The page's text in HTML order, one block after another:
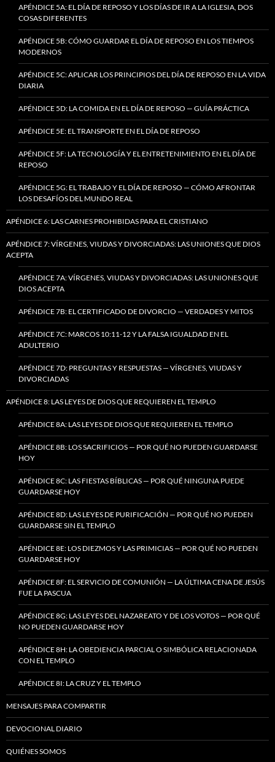
APÉNDICE 5A: EL DÍA DE REPOSO Y LOS DÍAS DE IR A LA IGLESIA, DOS
COSAS DIFERENTES
APÉNDICE 5B: CÓMO GUARDAR EL DÍA DE REPOSO EN LOS TIEMPOS
MODERNOS
APÉNDICE 5C: APLICAR LOS PRINCIPIOS DEL DÍA DE REPOSO EN LA VIDA
DIARIA
APÉNDICE 5D: LA COMIDA EN EL DÍA DE REPOSO — GUÍA PRÁCTICA
APÉNDICE 5E: EL TRANSPORTE EN EL DÍA DE REPOSO
APÉNDICE 5F: LA TECNOLOGÍA Y EL ENTRETENIMIENTO EN EL DÍA DE
REPOSO
APÉNDICE 5G: EL TRABAJO Y EL DÍA DE REPOSO — CÓMO AFRONTAR
LOS DESAFÍOS DEL MUNDO REAL
APÉNDICE 6: LAS CARNES PROHIBIDAS PARA EL CRISTIANO
APÉNDICE 7: VÍRGENES, VIUDAS Y DIVORCIADAS: LAS UNIONES QUE DIOS
ACEPTA
APÉNDICE 7A: VÍRGENES, VIUDAS Y DIVORCIADAS: LAS UNIONES QUE
DIOS ACEPTA
APÉNDICE 7B: EL CERTIFICADO DE DIVORCIO — VERDADES Y MITOS
APÉNDICE 7C: MARCOS 10:11-12 Y LA FALSA IGUALDAD EN EL
ADULTERIO
APÉNDICE 7D: PREGUNTAS Y RESPUESTAS — VÍRGENES, VIUDAS Y
DIVORCIADAS
APÉNDICE 8: LAS LEYES DE DIOS QUE REQUIEREN EL TEMPLO
APÉNDICE 8A: LAS LEYES DE DIOS QUE REQUIEREN EL TEMPLO
APÉNDICE 8B: LOS SACRIFICIOS — POR QUÉ NO PUEDEN GUARDARSE
HOY
APÉNDICE 8C: LAS FIESTAS BÍBLICAS — POR QUÉ NINGUNA PUEDE
GUARDARSE HOY
APÉNDICE 8D: LAS LEYES DE PURIFICACIÓN — POR QUÉ NO PUEDEN
GUARDARSE SIN EL TEMPLO
APÉNDICE 8E: LOS DIEZMOS Y LAS PRIMICIAS — POR QUÉ NO PUEDEN
GUARDARSE HOY
APÉNDICE 8F: EL SERVICIO DE COMUNIÓN — LA ÚLTIMA CENA DE JESÚS
FUE LA PASCUA
APÉNDICE 8G: LAS LEYES DEL NAZAREATO Y DE LOS VOTOS — POR QUÉ
NO PUEDEN GUARDARSE HOY
APÉNDICE 8H: LA OBEDIENCIA PARCIAL O SIMBÓLICA RELACIONADA
CON EL TEMPLO
APÉNDICE 8I: LA CRUZ Y EL TEMPLO
MENSAJES PARA COMPARTIR
DEVOCIONAL DIARIO
QUIÉNES SOMOS